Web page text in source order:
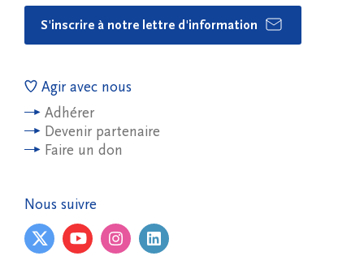
S'inscrire à notre lettre d'information
Agir avec nous
Adhérer
Devenir partenaire
Faire un don
Nous suivre